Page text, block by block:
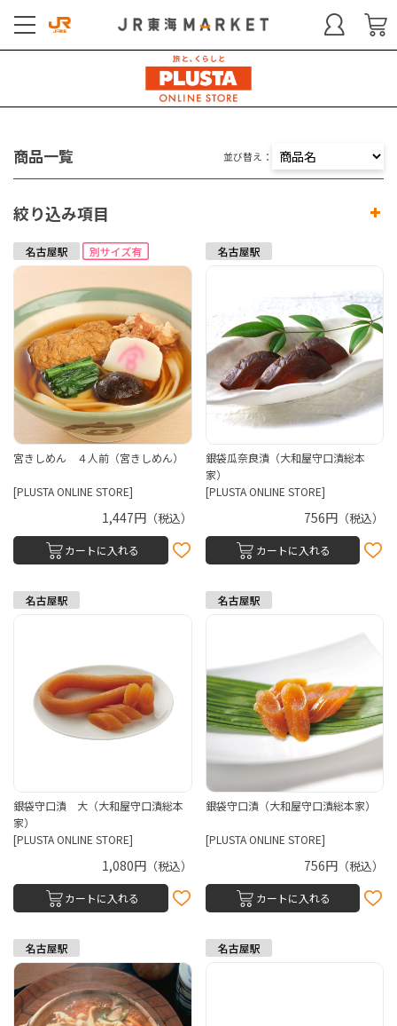
商品一覧 並び替え：
絞り込み項目
宮きしめん ４人前（宮きしめん）
[PLUSTA ONLINE STORE]
1,447円（税込）
カートに入れる
銀袋瓜奈良漬（大和屋守口漬総本
家）
[PLUSTA ONLINE STORE]
756円 （税込）
カートに入れる
銀袋守口漬 大（大和屋守口漬総本
家）
[PLUSTA ONLINE STORE]
1,080円（税込）
カートに入れる
銀袋守口漬（大和屋守口漬総本家）
[PLUSTA ONLINE STORE]
756円 （税込）
カートに入れる